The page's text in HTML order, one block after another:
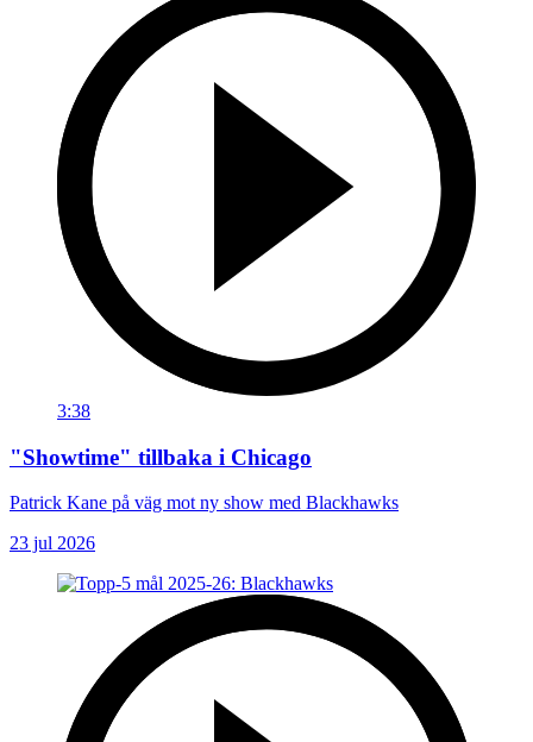
3:38
"Showtime" tillbaka i Chicago
Patrick Kane på väg mot ny show med Blackhawks
23 jul 2026